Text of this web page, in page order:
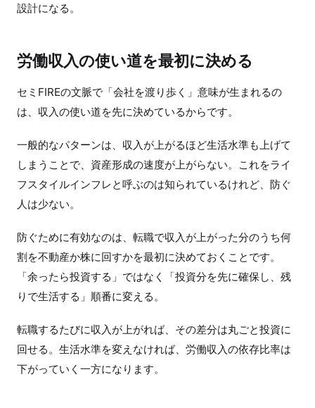
設計になる。
労働収入の使い道を最初に決める
セミFIREの文脈で「会社を渡り歩く」意味が生まれるの
は、収入の使い道を先に決めているからです。
一般的なパターンは、収入が上がるほど生活水準も上げて
しまうことで、資産形成の速度が上がらない。これをライ
フスタイルインフレと呼ぶのは知られているけれど、防ぐ
人は少ない。
防ぐために有効なのは、転職で収入が上がった分のうち何
割を不動産か株に回すかを最初に決めておくことです。
「余ったら投資する」ではなく「投資分を先に確保し、残
りで生活する」順番に変える。
転職するたびに収入が上がれば、その差分は丸ごと投資に
回せる。生活水準を変えなければ、労働収入の依存比率は
下がっていく一方になります。